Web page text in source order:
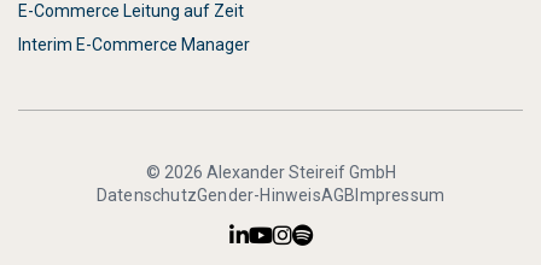
E-Commerce Leitung auf Zeit
Interim E-Commerce Manager
© 2026 Alexander Steireif GmbH
DatenschutzGender-HinweisAGB Impressum
